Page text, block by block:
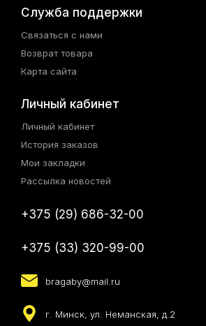
Служба поддержки
Связаться с нами
Возврат товара
Карта сайта
Личный кабинет
Личный кабинет
История заказов
Мои закладки
Рассылка новостей
+375 (29) 686-32-00
+375 (33) 320-99-00
bragaby@mail.ru
г. Минск, ул. Неманская, д.2